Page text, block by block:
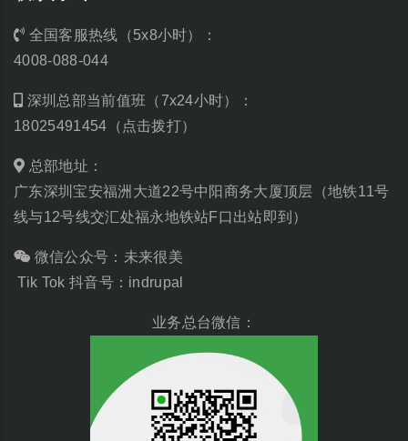
全国客服热线（5x8小时）：
4008-088-044
深圳总部当前值班（7x24小时）：
18025491454（点击拨打）
总部地址：
广东深圳宝安福洲大道22号中阳商务大厦顶层（地铁11号
线与12号线交汇处福永地铁站F口出站即到）
微信公众号：未来很美
Tik Tok 抖音号：indrupal
业务总台微信：